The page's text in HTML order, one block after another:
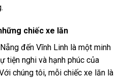
.
chiếc xe lăn
đến Vĩnh Linh là một minh
tiện nghi và hạnh phúc của
chúng tôi, mỗi chiếc xe lăn là